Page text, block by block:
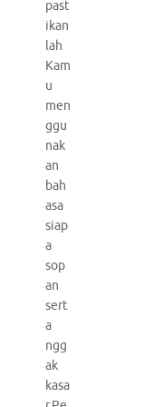
past
ikan
lah
Kam
u
men
ggu
nak
an
bah
asa
siap
a
sop
an
sert
a
ngg
ak
kasa